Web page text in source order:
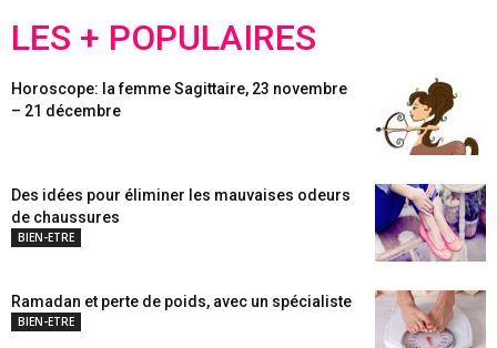
LES + POPULAIRES
Horoscope: la femme Sagittaire, 23 novembre
– 21 décembre
Des idées pour éliminer les mauvaises odeurs
de chaussures
BIEN-ETRE
Ramadan et perte de poids, avec un spécialiste
BIEN-ETRE